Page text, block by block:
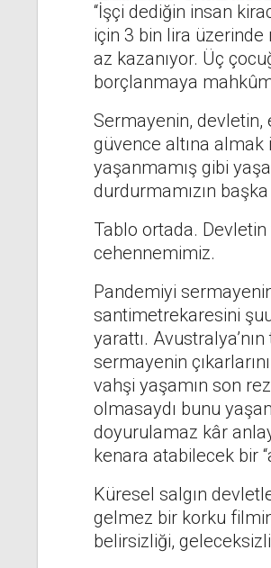
“İşçi dediğin insan
için 3 bin lira üzerinde
az kazanıyor. Üç
borçlanmaya
Sermayenin, devletin,
güvence altına almak
yaşanmamış gibi
durdurmamızın
Tablo ortada.
cehennemimiz.
Pandemiyi
santimetrekaresini
yarattı.
sermayenin
vahşi yaşamın son
olmasaydı bunu
doyurulamaz kâr
kenara atabilecek bir
Küresel salgın
gelmez bir korku
belirsizliği,